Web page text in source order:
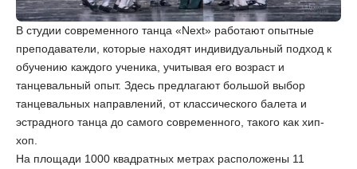
В студии современного танца «Next» работают опытные
преподаватели, которые находят индивидуальный подход к
обучению каждого ученика, учитывая его возраст и
танцевальный опыт. Здесь предлагают большой выбор
танцевальных направлений, от классического балета и
эстрадного танца до самого современного, такого как хип-
хоп.
На площади 1000 квадратных метрах расположены 11